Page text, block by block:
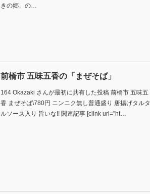
きの郷」の…
前橋市 五味五香の「まぜそば」
164 Okazaki さんが最初に共有した投稿 前橋市 五味五
香 まぜそば\780円 ニンニク無し普通盛り 唐揚げタルタ
ルソース入り 旨いな!! 関連記事 [clink url="ht…